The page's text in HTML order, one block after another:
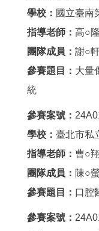
學校： 國立臺南
指導老師： 高○
團隊成員： 謝○
參賽題目： 大量
統
參賽案號：
學校： 臺北市私
指導老師： 曹○翔
團隊成員： 陳○
參賽題目： 口腔
參賽案號：